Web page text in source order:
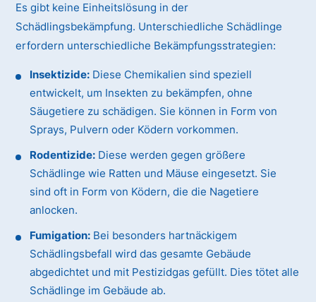
Es gibt keine Einheitslösung in der
Schädlingsbekämpfung. Unterschiedliche Schädlinge
erfordern unterschiedliche Bekämpfungsstrategien:
Insektizide: Diese Chemikalien sind speziell
entwickelt, um Insekten zu bekämpfen, ohne
Säugetiere zu schädigen. Sie können in Form von
Sprays, Pulvern oder Ködern vorkommen.
Rodentizide: Diese werden gegen größere
Schädlinge wie Ratten und Mäuse eingesetzt. Sie
sind oft in Form von Ködern, die die Nagetiere
anlocken.
Fumigation: Bei besonders hartnäckigem
Schädlingsbefall wird das gesamte Gebäude
abgedichtet und mit Pestizidgas gefüllt. Dies tötet alle
Schädlinge im Gebäude ab.